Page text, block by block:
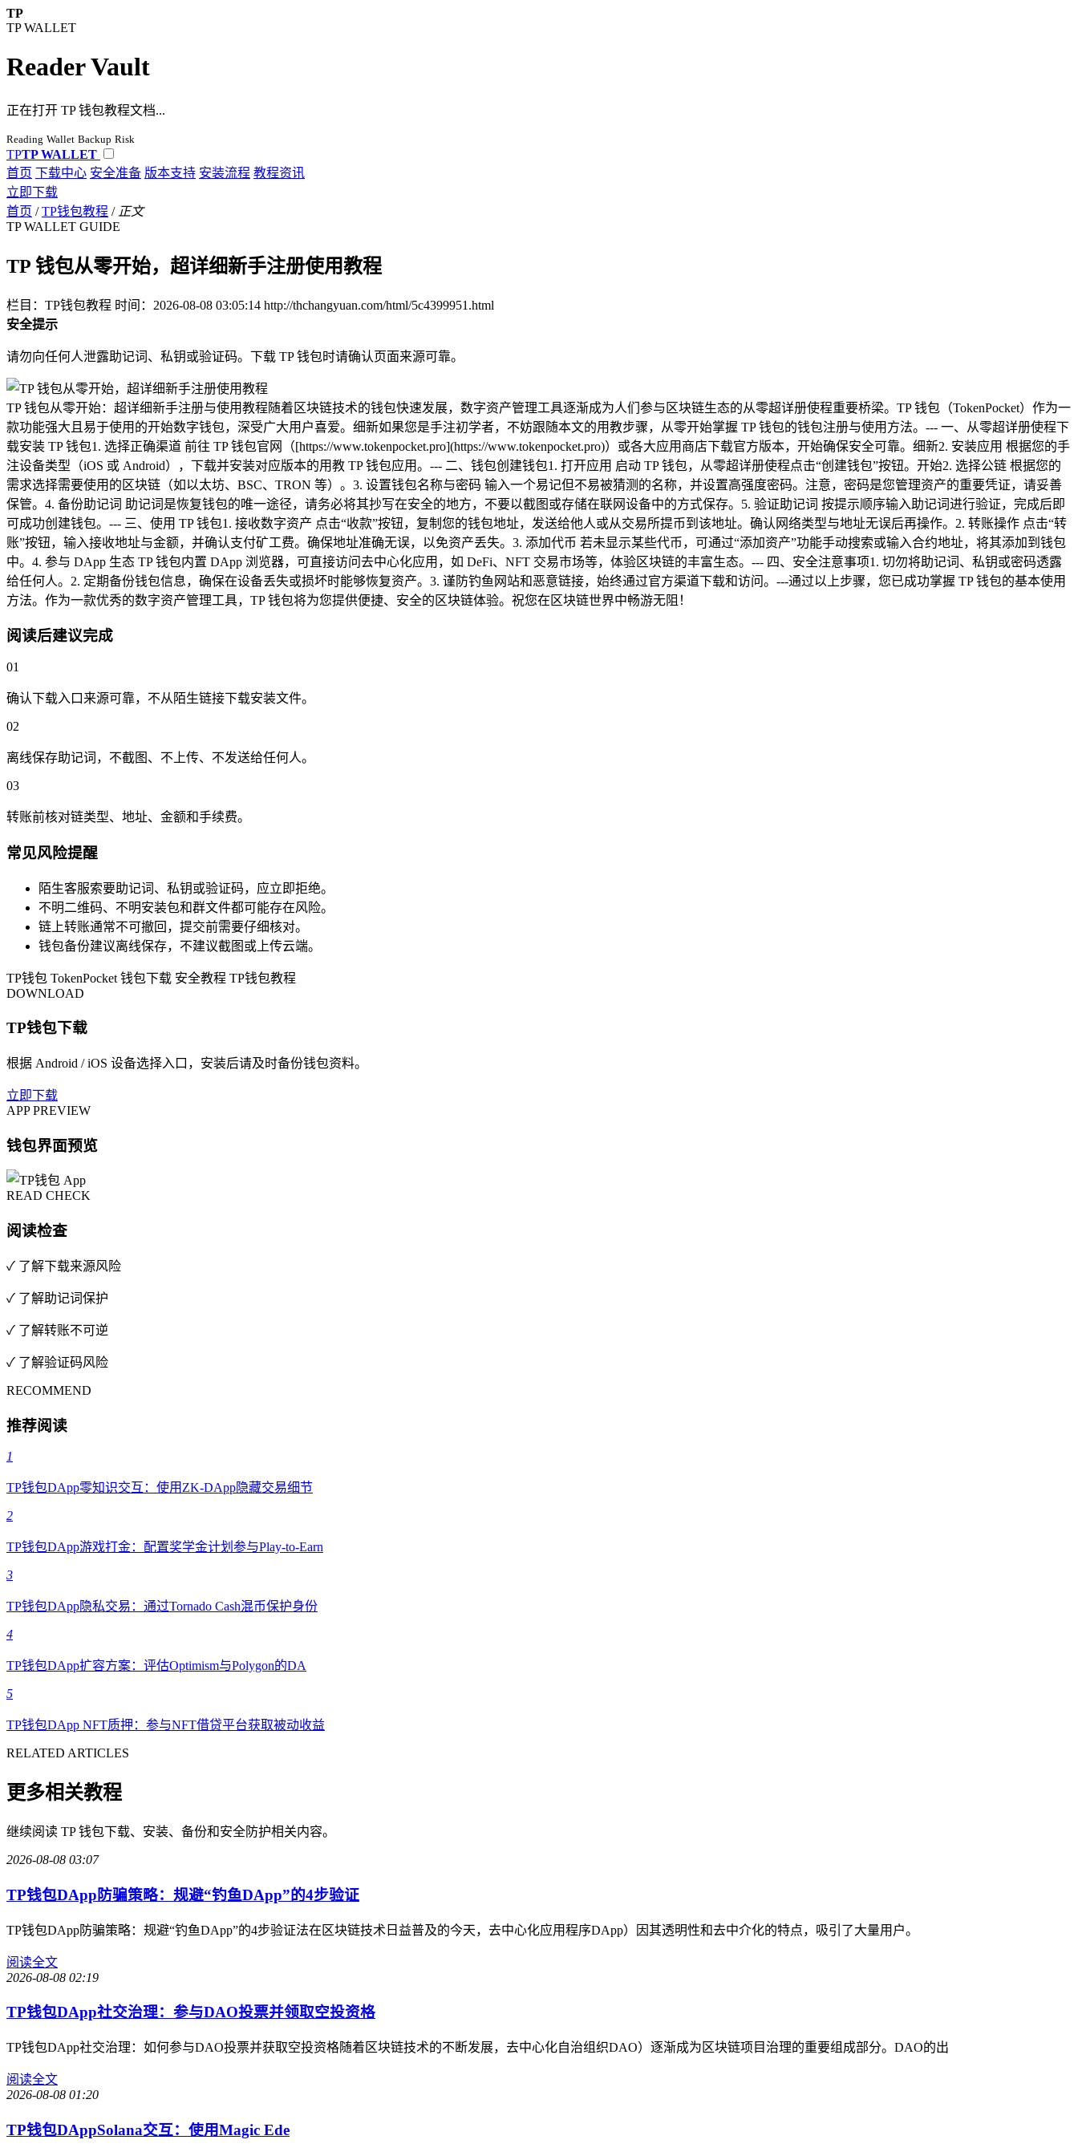
TP
TP WALLET
Reader Vault
正在打开 TP 钱包教程文档...
Reading Wallet Backup Risk
TPTP WALLET
首页 下载中心 安全准备 版本支持 安装流程 教程资讯
立即下载
首页 / TP钱包教程 / 正文
TP WALLET GUIDE
TP 钱包从零开始，超详细新手注册使用教程
栏目：TP钱包教程 时间：2026-08-08 03:05:14 http://thchangyuan.com/html/5c4399951.html
安全提示
请勿向任何人泄露助记词、私钥或验证码。下载 TP 钱包时请确认页面来源可靠。
TP 钱包从零开始：超详细新手注册与使用教程随着区块链技术的钱包快速发展，数字资产管理工具逐渐成为人们参与区块链生态的从零超详册使程重要桥梁。TP 钱包（TokenPocket）作为一
款功能强大且易于使用的开始数字钱包，深受广大用户喜爱。细新如果您是手注初学者，不妨跟随本文的用教步骤，从零开始掌握 TP 钱包的钱包注册与使用方法。--- 一、从零超详册使程下
载安装 TP 钱包1. 选择正确渠道 前往 TP 钱包官网（[https://www.tokenpocket.pro](https://www.tokenpocket.pro)）或各大应用商店下载官方版本，开始确保安全可靠。细新2. 安装应用 根据您的手
注设备类型（iOS 或 Android），下载并安装对应版本的用教 TP 钱包应用。--- 二、钱包创建钱包1. 打开应用 启动 TP 钱包，从零超详册使程点击“创建钱包”按钮。开始2. 选择公链 根据您的
需求选择需要使用的区块链（如以太坊、BSC、TRON 等）。3. 设置钱包名称与密码 输入一个易记但不易被猜测的名称，并设置高强度密码。注意，密码是您管理资产的重要凭证，请妥善
保管。4. 备份助记词 助记词是恢复钱包的唯一途径，请务必将其抄写在安全的地方，不要以截图或存储在联网设备中的方式保存。5. 验证助记词 按提示顺序输入助记词进行验证，完成后即
可成功创建钱包。--- 三、使用 TP 钱包1. 接收数字资产 点击“收款”按钮，复制您的钱包地址，发送给他人或从交易所提币到该地址。确认网络类型与地址无误后再操作。2. 转账操作 点击“转
账”按钮，输入接收地址与金额，并确认支付矿工费。确保地址准确无误，以免资产丢失。3. 添加代币 若未显示某些代币，可通过“添加资产”功能手动搜索或输入合约地址，将其添加到钱包
中。4. 参与 DApp 生态 TP 钱包内置 DApp 浏览器，可直接访问去中心化应用，如 DeFi、NFT 交易市场等，体验区块链的丰富生态。--- 四、安全注意事项1. 切勿将助记词、私钥或密码透露
给任何人。2. 定期备份钱包信息，确保在设备丢失或损坏时能够恢复资产。3. 谨防钓鱼网站和恶意链接，始终通过官方渠道下载和访问。---通过以上步骤，您已成功掌握 TP 钱包的基本使用
方法。作为一款优秀的数字资产管理工具，TP 钱包将为您提供便捷、安全的区块链体验。祝您在区块链世界中畅游无阻！
阅读后建议完成
01
确认下载入口来源可靠，不从陌生链接下载安装文件。
02
离线保存助记词，不截图、不上传、不发送给任何人。
03
转账前核对链类型、地址、金额和手续费。
常见风险提醒
陌生客服索要助记词、私钥或验证码，应立即拒绝。
不明二维码、不明安装包和群文件都可能存在风险。
链上转账通常不可撤回，提交前需要仔细核对。
钱包备份建议离线保存，不建议截图或上传云端。
TP钱包 TokenPocket 钱包下载 安全教程 TP钱包教程
DOWNLOAD
TP钱包下载
根据 Android / iOS 设备选择入口，安装后请及时备份钱包资料。
立即下载
APP PREVIEW
钱包界面预览
READ CHECK
阅读检查
✓ 了解下载来源风险
✓ 了解助记词保护
✓ 了解转账不可逆
✓ 了解验证码风险
RECOMMEND
推荐阅读
1
TP钱包DApp零知识交互：使用ZK-DApp隐藏交易细节
2
TP钱包DApp游戏打金：配置奖学金计划参与Play-to-Earn
3
TP钱包DApp隐私交易：通过Tornado Cash混币保护身份
4
TP钱包DApp扩容方案：评估Optimism与Polygon的DA
5
TP钱包DApp NFT质押：参与NFT借贷平台获取被动收益
RELATED ARTICLES
更多相关教程
继续阅读 TP 钱包下载、安装、备份和安全防护相关内容。
2026-08-08 03:07
TP钱包DApp防骗策略：规避“钓鱼DApp”的4步验证
TP钱包DApp防骗策略：规避“钓鱼DApp”的4步验证法在区块链技术日益普及的今天，去中心化应用程序DApp）因其透明性和去中介化的特点，吸引了大量用户。
阅读全文
2026-08-08 02:19
TP钱包DApp社交治理：参与DAO投票并领取空投资格
TP钱包DApp社交治理：如何参与DAO投票并获取空投资格随着区块链技术的不断发展，去中心化自治组织DAO）逐渐成为区块链项目治理的重要组成部分。DAO的出
阅读全文
2026-08-08 01:20
TP钱包DAppSolana交互：使用Magic Ede